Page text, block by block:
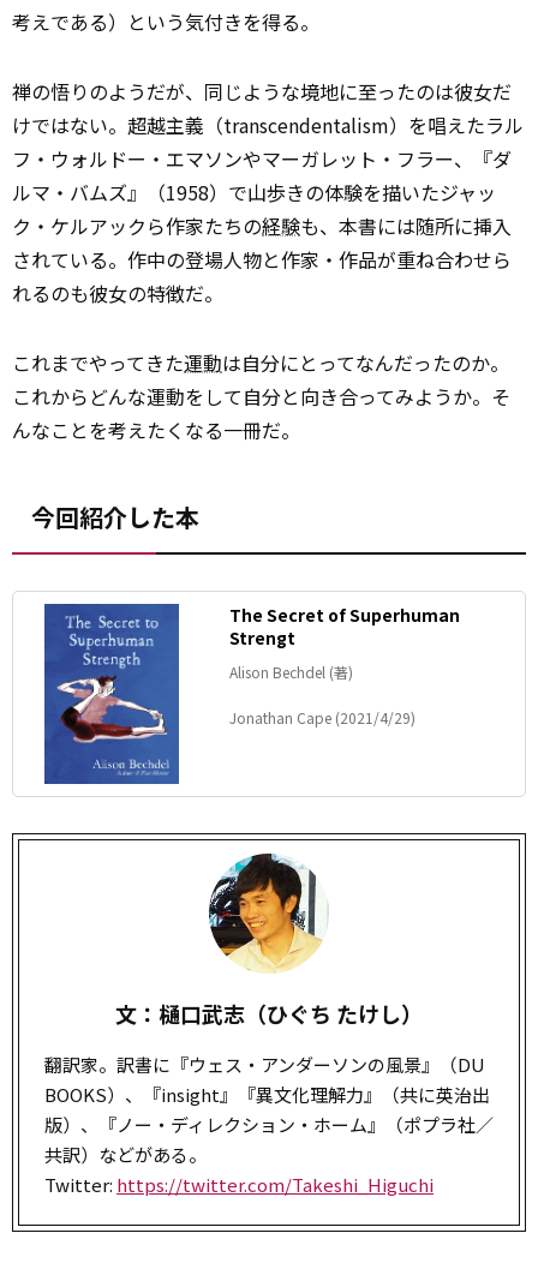
考えである）という気付きを得る。
禅の悟りのようだが、同じような境地に至ったのは彼女だ
けではない。超越主義（transcendentalism）を唱えたラル
フ・ウォルドー・エマソンやマーガレット・フラー、『ダ
ルマ・バムズ』（1958）で山歩きの体験を描いたジャッ
ク・ケルアックら作家たちの経験も、本書には随所に挿入
されている。作中の登場人物と作家・作品が重ね合わせら
れるのも彼女の特徴だ。
これまでやってきた運動は自分にとってなんだったのか。
これからどんな運動をして自分と向き合ってみようか。そ
んなことを考えたくなる一冊だ。
今回紹介した本
The Secret of Superhuman
Strengt
Alison Bechdel (著)
Jonathan Cape (2021/4/29)
文：樋口武志（ひぐち たけし）
翻訳家。訳書に『ウェス・アンダーソンの風景』（DU
BOOKS）、『insight』『異文化理解力』（共に英治出
版）、『ノー・ディレクション・ホーム』（ポプラ社／
共訳）などがある。
Twitter: https://twitter.com/Takeshi_Higuchi